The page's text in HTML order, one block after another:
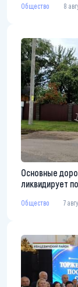
Общество 8
Основные
ликвидирует
Общество 7